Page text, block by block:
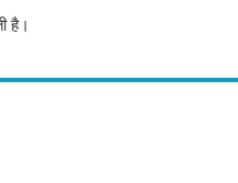
है।